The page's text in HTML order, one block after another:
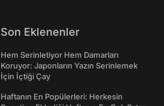
Son Eklenenler
Hem Serinletiyor Hem Damarları
Koruyor: Japonların Yazın Serinlemek
İçin İçtiği Çay
Haftanın En Popülerleri: Herkesin